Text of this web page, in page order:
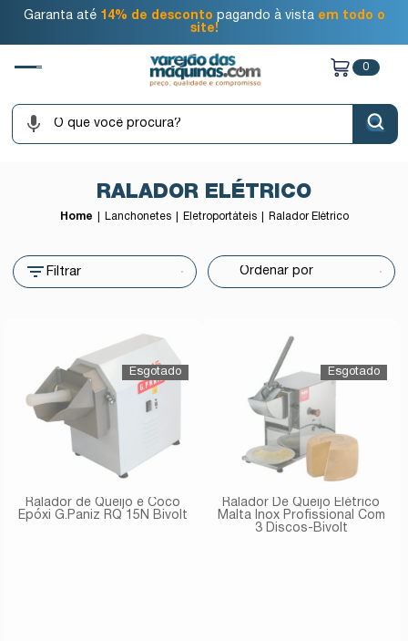
Garanta até 14% de desconto pagando à vista em todo o
site!
0
RALADOR ELÉTRICO
Home Lanchonetes Eletroportáteis Ralador Elétrico
Filtrar
Ralador de Queijo e Coco
Epóxi G.Paniz RQ 15N Bivolt
Ralador De Queijo Elétrico
Malta Inox Profissional Com
3 Discos-Bivolt